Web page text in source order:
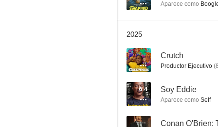
6.4
Aparece como
2025
-- Crutch
Productor Ejecutivo (
6.4 Soy Eddie
Aparece como Self
--